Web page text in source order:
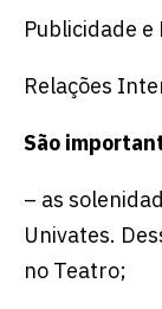
Publicidade
Relações
São
– as
Univates.
no Teatro;